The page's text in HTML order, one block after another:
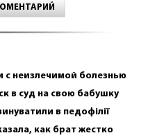
с неизлечимой болезнью
в суд на свою бабушку
в педофілії
как брат жестко